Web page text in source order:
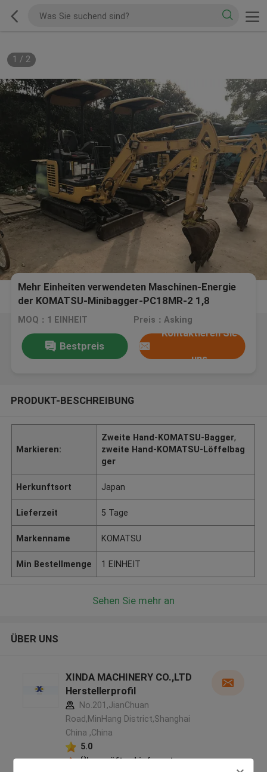
1 / 2
Mehr Einheiten verwendeten Maschinen-Energie
der KOMATSU-Minibagger-PC18MR-2 1,8
Tonnen-15HP
MOQ：1 EINHEIT Preis：Asking
Bestpreis
Kontaktieren Sie
uns
PRODUKT-BESCHREIBUNG
Markieren:
Zweite Hand-KOMATSU-Bagger,
zweite Hand-KOMATSU-Löffelbag
ger
Herkunftsort Japan
Lieferzeit 5 Tage
Markenname KOMATSU
Min Bestellmenge 1 EINHEIT
Sehen Sie mehr an
ÜBER UNS
XINDA MACHINERY CO.,LTD
Herstellerprofil
No.201,JianChuan
Road,MinHang District,Shanghai
China ,China
5.0
Überprüfter Lieferant